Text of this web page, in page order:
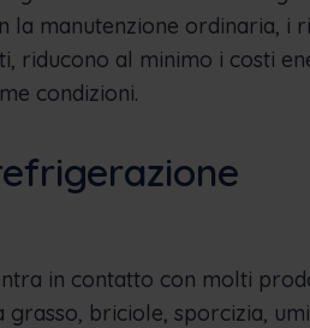
la manutenzione ordinaria, i
riducono al minimo i costi
condizioni.
in contatto con molti
briciole, sporcizia,